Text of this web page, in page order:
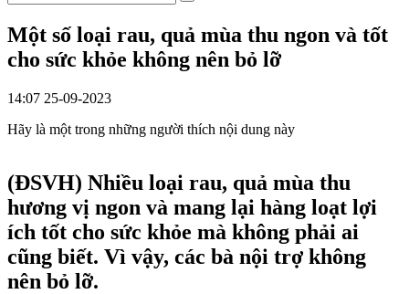
Một số loại rau, quả mùa thu ngon và tốt
cho sức khỏe không nên bỏ lỡ
14:07 25-09-2023
Hãy là một trong những người thích nội dung này
(ĐSVH) Nhiều loại rau, quả mùa thu
hương vị ngon và mang lại hàng loạt lợi
ích tốt cho sức khỏe mà không phải ai
cũng biết. Vì vậy, các bà nội trợ không
nên bỏ lỡ.